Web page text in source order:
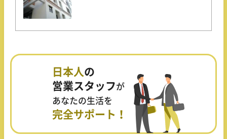
日本人の
営業スタッフが
あなたの生活を
完全サポート！